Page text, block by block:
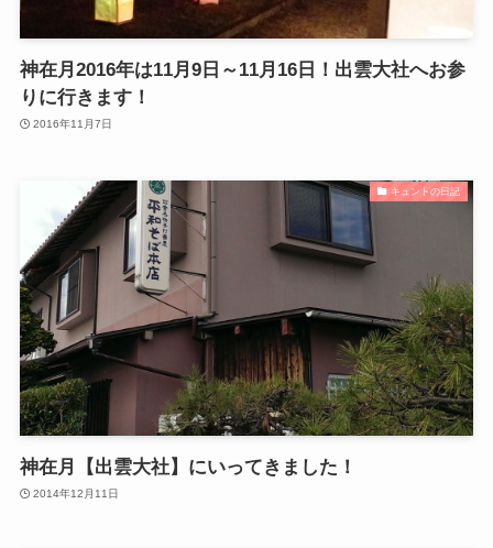
神在月2016年は11月9日～11月16日！出雲大社へお参
りに行きます！
2016年11月7日
キュントの日記
神在月【出雲大社】にいってきました！
2014年12月11日